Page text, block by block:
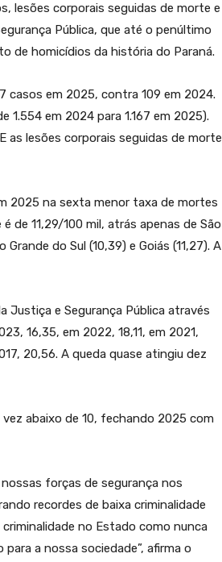
lesões corporais seguidas de morte e
Pública, que até o penúltimo
de homicídios da história do Paraná.
casos em 2025, contra 109 em 2024.
1.554 em 2024 para 1.167 em 2025).
as lesões corporais seguidas de morte
2025 na sexta menor taxa de mortes
de 11,29/100 mil, atrás apenas de São
do Sul (10,39) e Goiás (11,27). A
Justiça e Segurança Pública através
16,35, em 2022, 18,11, em 2021,
20,56. A queda quase atingiu dez
abaixo de 10, fechando 2025 com
forças de segurança nos
recordes de baixa criminalidade
no Estado como nunca
a nossa sociedade”, afirma o